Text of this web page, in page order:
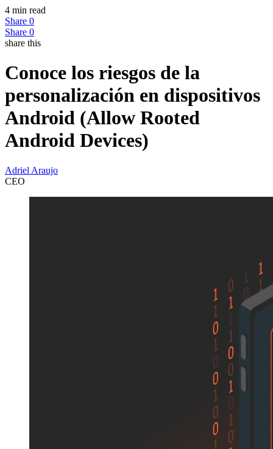
4 min read
Share 0
Share 0
share this
Conoce los riesgos de la
personalización en dispositivos
Android (Allow Rooted
Android Devices)
Adriel Araujo
CEO